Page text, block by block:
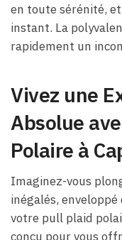
en toute sérénité,
instant. La
rapidement un
Vivez une
Absolue
Polaire à
Imaginez-vous
inégalés, enveloppé
votre pull plaid
conçu pour vous